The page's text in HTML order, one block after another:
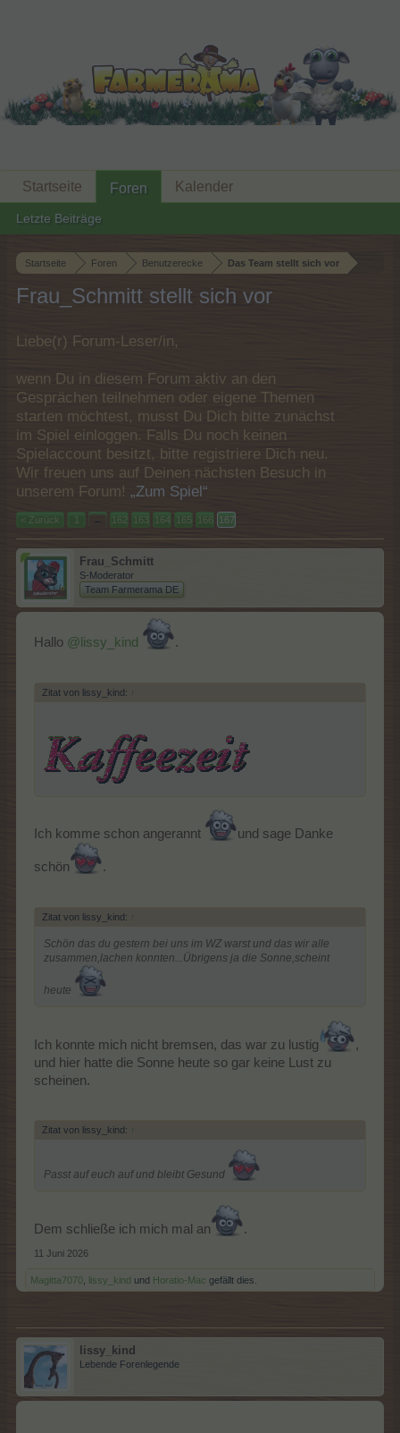
Startseite Foren Benutzerecke Das Team stellt sich vor
Frau_Schmitt stellt sich vor
Liebe(r) Forum-Leser/in,
wenn Du in diesem Forum aktiv an den
Gesprächen teilnehmen oder eigene Themen
starten möchtest, musst Du Dich bitte zunächst
im Spiel einloggen. Falls Du noch keinen
Spielaccount besitzt, bitte registriere Dich neu.
Wir freuen uns auf Deinen nächsten Besuch in
unserem Forum! „Zum Spiel“
< Zurück 1 ← 162 163 164 165 166 167
Frau_Schmitt
S-Moderator
Team Farmerama DE
Hallo @lissy_kind .
Zitat von lissy_kind: ↑
Ich komme schon angerannt und sage Danke
schön .
Zitat von lissy_kind: ↑
Schön das du gestern bei uns im WZ warst und das wir alle
zusammen,lachen konnten...Übrigens ja die Sonne,scheint
heute
Ich konnte mich nicht bremsen, das war zu lustig
,
und hier hatte die Sonne heute so gar keine Lust zu
scheinen.
Zitat von lissy_kind: ↑
Passt auf euch auf und bleibt Gesund
Dem schließe ich mich mal an .
11 Juni 2026
Magitta7070 lissy_kind und Horatio-Mac gefällt dies.
lissy_kind
Lebende Forenlegende
Startseite Foren
Letzte Beiträge
Kalender